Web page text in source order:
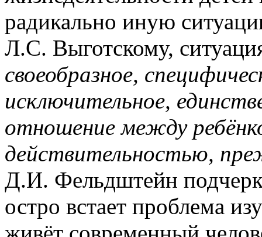
радикально иную
Л.С. Выготскому,
своеобразное,
исключительное,
отношение между
действительностью,
Д.И. Фельдштейн
остро встает проблема